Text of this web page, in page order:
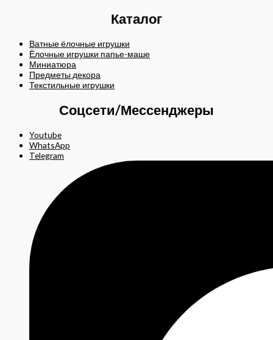
Каталог
Ватные ёлочные игрушки
Ёлочные игрушки папье-маше
Миниатюра
Предметы декора
Текстильные игрушки
Соцсети/Мессенджеры
Youtube
WhatsApp
Telegram